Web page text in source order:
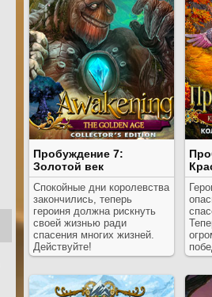
Пробуждение 7:
Золотой век
Спокойные дни королевства
закончились, теперь
героиня должна рискнуть
своей жизнью ради
спасения многих жизней.
Действуйте!